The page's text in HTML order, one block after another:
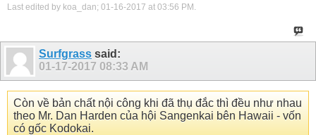
Last edited by koa_dan; 01-16-2017 at 03:56 PM .
Surfgrass said:
01-17-2017 08:33 AM
Còn về bản chất nội công khi đã thụ đắc thì đều như nhau
theo Mr. Dan Harden của hội Sangenkai bên Hawaii - vốn
có gốc Kodokai.